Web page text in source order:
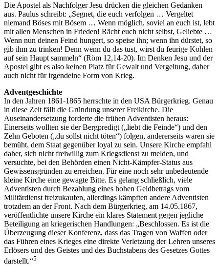
Die Apostel als Nachfolger Jesu drücken die gleichen Gedanken
aus. Paulus schreibt: „Segnet, die euch verfolgen … Vergeltet
niemand Böses mit Bösem … Wenn möglich, soviel an euch ist, lebt
mit allen Menschen in Frieden! Rächt euch nicht selbst, Geliebte …
Wenn nun deinen Feind hungert, so speise ihn; wenn ihn dürstet, so
gib ihm zu trinken! Denn wenn du das tust, wirst du feurige Kohlen
auf sein Haupt sammeln“ (Röm 12,14-20). Im Denken Jesu und der
Apostel gibt es also keinen Platz für Gewalt und Vergeltung, daher
auch nicht für irgendeine Form von Krieg.
Adventgeschichte
In den Jahren 1861-1865 herrschte in den USA Bürgerkrieg. Genau
in diese Zeit fällt die Gründung unserer Freikirche. Die
Auseinandersetzung forderte die frühen Adventisten heraus:
Einerseits wollten sie der Bergpredigt („liebt die Feinde“) und den
Zehn Geboten („du sollst nicht töten“) folgen, andererseits waren sie
bemüht, dem Staat gegenüber loyal zu sein. Unsere Kirche empfahl
daher, sich nicht freiwillig zum Kriegsdienst zu melden, und
versuchte, bei den Behörden einen Nicht-Kämpfer-Status aus
Gewissensgründen zu erreichen. Für eine noch sehr unbedeutende
kleine Kirche eine gewagte Bitte. Es gelang schließlich, viele
Adventisten durch Bezahlung eines hohen Geldbetrags vom
Militärdienst freizukaufen, allerdings kämpften andere Adventisten
trotzdem an der Front. Nach dem Bürgerkrieg, am 14.05.1867,
veröffentlichte unsere Kirche ein klares Statement gegen jegliche
Beteiligung an kriegerischen Handlungen: „Beschlossen. Es ist die
Überzeugung dieser Konferenz, dass das Tragen von Waffen oder
das Führen eines Krieges eine direkte Verletzung der Lehren unseres
Erlösers und des Geistes und des Buchstabens des Gesetzes Gottes
darstellt.“5